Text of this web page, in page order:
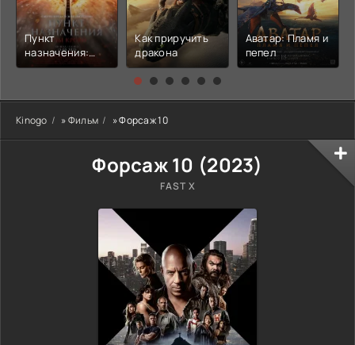
Пункт
назначения:
Узы крови
Как приручить
дракона
Аватар: Пламя и
пепел
Kinogo »Фильм » Форсаж 10
Форсаж 10 (2023)
FAST X